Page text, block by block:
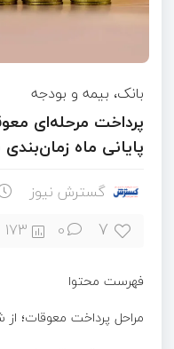
بانک، بیمه و بودجه
پرداخت مرحله‌ای
پایانی ماه
گسترش نیوز
7
0
173
فهرست محتوا
مراحل پرداخت معوقات؛ از